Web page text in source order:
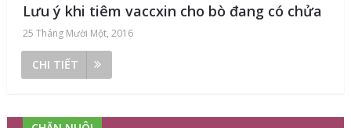
Lưu ý khi tiêm vaccxin cho bò đang có chửa
25 Tháng Mười Một, 2016
CHI TIẾT